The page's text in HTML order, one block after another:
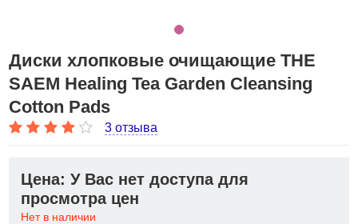
Диски хлопковые очищающие THE
SAEM Healing Tea Garden Cleansing
Cotton Pads
3 отзыва
Цена: У Вас нет доступа для
просмотра цен
Нет в наличии